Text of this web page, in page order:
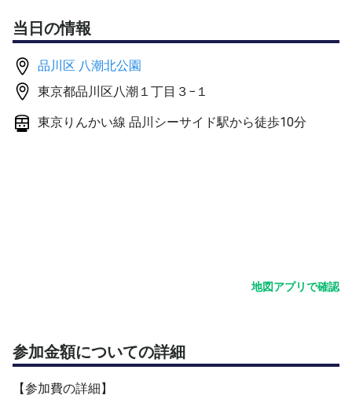
・４ゲーム先取
・20分タイムマッチ
・５ゲーム消化
で行うことが多いですが、大会前などで１セット、６先取
で練習したいなど、参加者からのご要望があればお気軽に
ご相談ください
３名以上の場合は、新球を２セット分用意いたします。
ようお願いします
※手持ち状況により、他の試合球を利用する場合もござい
ます
当日の情報
品川区 八潮北公園
東京都品川区八潮１丁目３−１
東京りんかい線 品川シーサイド駅から徒歩10分
地図アプリで確認
参加金額についての詳細
【参加費の詳細】